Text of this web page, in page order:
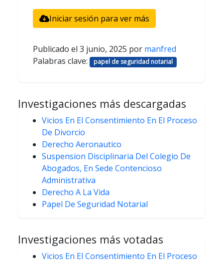
Iniciar sesión para ver más
Publicado el 3 junio, 2025 por manfred
Palabras clave:
papel de seguridad notarial
Investigaciones más descargadas
Vicios En El Consentimiento En El Proceso
De Divorcio
Derecho Aeronautico
Suspension Disciplinaria Del Colegio De
Abogados, En Sede Contencioso
Administrativa
Derecho A La Vida
Papel De Seguridad Notarial
Investigaciones más votadas
Vicios En El Consentimiento En El Proceso